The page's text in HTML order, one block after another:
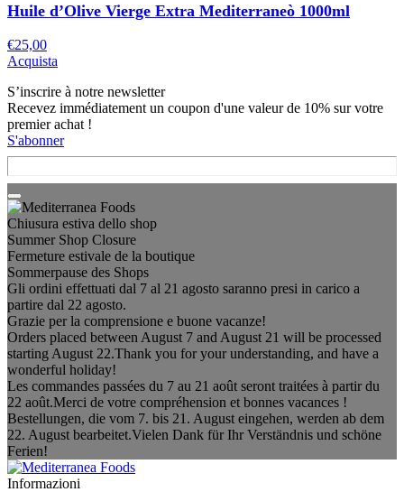
Huile d’Olive Vierge Extra Mediterraneò 1000ml
€25,00
Acquista
S’inscrire à notre newsletter
Recevez immédiatement un coupon d'une valeur de 10% sur votre
premier achat !
S'abonner
Chiusura estiva dello shop
Summer Shop Closure
Fermeture estivale de la boutique
Sommerpause des Shops
Gli ordini effettuati dal 7 al 21 agosto saranno presi in carico a
partire dal 22 agosto.
Grazie per la comprensione e buone vacanze!
Orders placed between August 7 and August 21 will be processed
starting August 22.Thank you for your understanding, and have a
wonderful holiday!
Les commandes passées du 7 au 21 août seront traitées à partir du
22 août.Merci de votre compréhension et bonnes vacances !
Bestellungen, die vom 7. bis 21. August eingehen, werden ab dem
22. August bearbeitet.Vielen Dank für Ihr Verständnis und schöne
Ferien!
Informazioni